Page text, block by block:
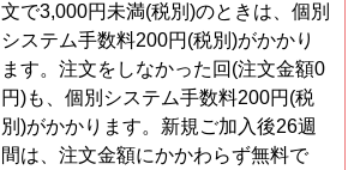
文で3,000円未満(税別)のときは、個別
システム手数料200円(税別)がかかり
ます。注文をしなかった回(注文金額0
円)も、個別システム手数料200円(税
別)がかかります。新規ご加入後26週
間は、注文金額にかかわらず無料で